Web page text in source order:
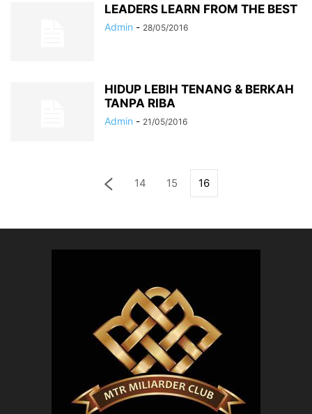
LEADERS LEARN FROM THE BEST
Admin - 28/05/2016
HIDUP LEBIH TENANG & BERKAH
TANPA RIBA
Admin - 21/05/2016
14 15 16